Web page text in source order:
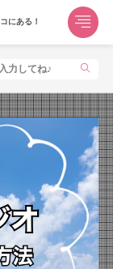
にある！
東日本「トクだ値ス